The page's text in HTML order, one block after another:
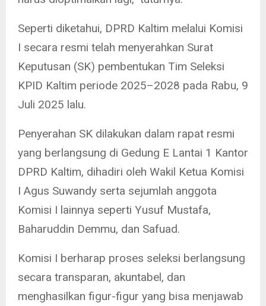
Seperti diketahui, DPRD Kaltim melalui Komisi
I secara resmi telah menyerahkan Surat
Keputusan (SK) pembentukan Tim Seleksi
KPID Kaltim periode 2025–2028 pada Rabu, 9
Juli 2025 lalu.
Penyerahan SK dilakukan dalam rapat resmi
yang berlangsung di Gedung E Lantai 1 Kantor
DPRD Kaltim, dihadiri oleh Wakil Ketua Komisi
I Agus Suwandy serta sejumlah anggota
Komisi I lainnya seperti Yusuf Mustafa,
Baharuddin Demmu, dan Safuad.
Komisi I berharap proses seleksi berlangsung
secara transparan, akuntabel, dan
menghasilkan figur-figur yang bisa menjawab